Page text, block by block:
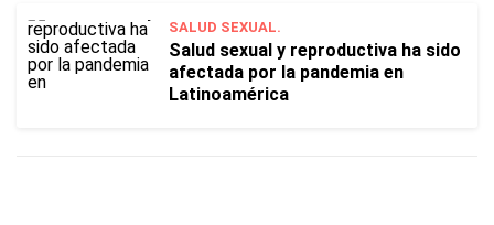
SALUD SEXUAL.
Salud sexual y reproductiva ha sido
afectada por la pandemia en
Latinoamérica